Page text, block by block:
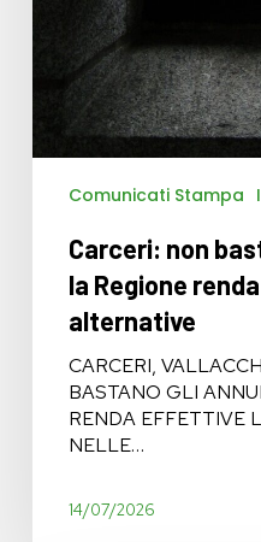
Comunicati Stampa
Carceri: non
la Regione
alternative
CARCERI,
BASTANO GLI
RENDA EFFETTIVE
NELLE…
14/07/2026